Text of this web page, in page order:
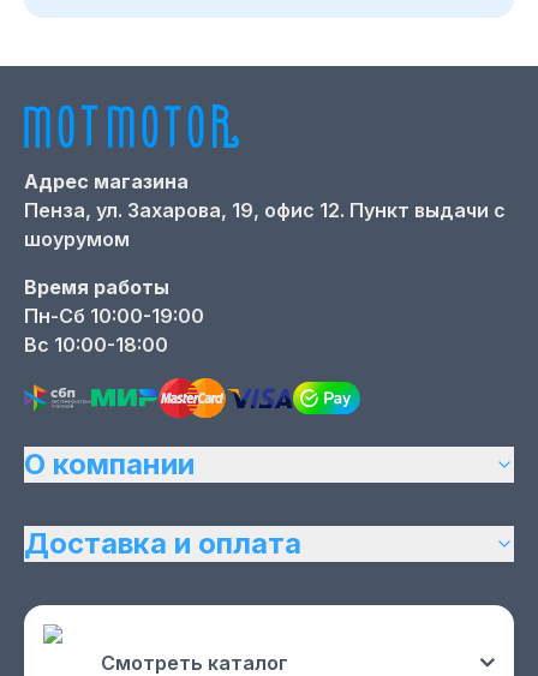
Адрес магазина
Пенза, ул. Захарова, 19, офис 12. Пункт выдачи с
шоурумом
Время работы
Пн-Сб 10:00-19:00
Вс 10:00-18:00
О компании
Доставка и оплата
Смотреть каталог